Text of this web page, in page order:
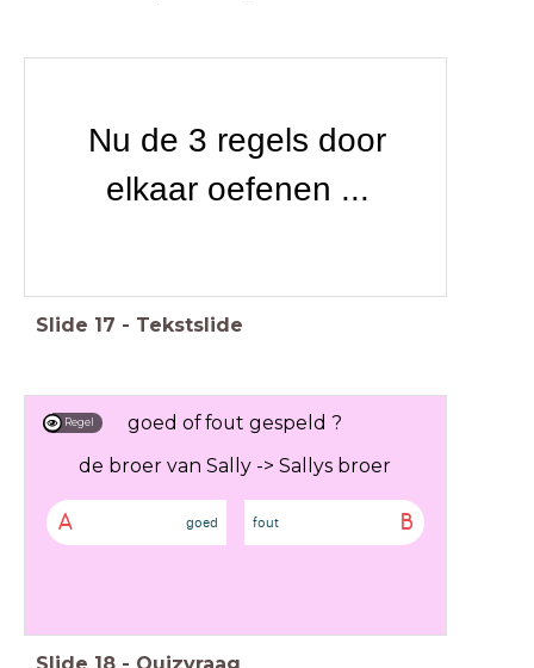
Nu de 3 regels door
elkaar oefenen ...
Slide 17 - Tekstslide
goed of fout gespeld ?
de broer van Sally -> Sallys broer
Regel
A goed B
fout